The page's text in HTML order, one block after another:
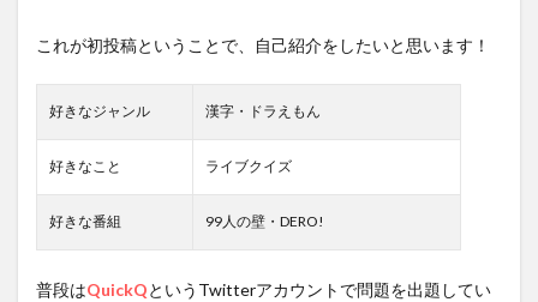
これが初投稿ということで、自己紹介をしたいと思います！
好きなジャンル 漢字・ドラえもん
好きなこと ライブクイズ
好きな番組 99人の壁・DERO!
普段はQuickQというTwitterアカウントで問題を出題してい